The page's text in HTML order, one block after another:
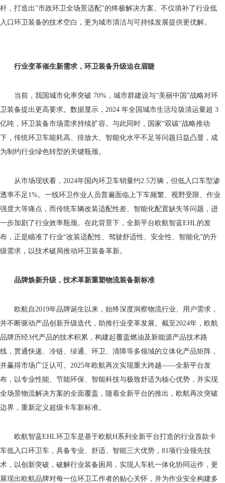
杆，打造出"市政环卫全场景适配"的终极解决方案。不仅填补了行业低
入口环卫装备的技术空白，更为城市清洁与可持续发展提供更优解。
行业变革催生新需求，环卫装备升级迫在眉睫
当前，我国城市化率突破 70%，城市群建设与“美丽中国”战略对环
卫装备提出更高要求。数据显示，2024 年全国城市生活垃圾清运量超 3
亿吨，环卫装备市场需求持续扩容。与此同时，国家“双碳”战略推动
下，传统环卫车能耗高、排放大、智能化水平不足等问题日益凸显，成
为制约行业绿色转型的关键瓶颈。
从市场现状看，2024年国内环卫车销量约2.5万辆，但低入口车型渗
透率不足1%。一线环卫作业人员普遍面临上下车频繁、视野受限、作业
强度大等痛点，而传统车辆改装适配性差、智能化配置缺失等问题，进
一步加剧了行业效率瓶颈。在此背景下，全新平台欧航智蓝EHL的发
布，正是瞄准了行业“改装适配性、驾驶舒适性、安全性、智能化”的升
级需求，以技术破局推动环卫装备革新。
品牌焕新升级，技术革新重塑物流装备新标准
欧航自2019年品牌诞生以来，始终深度洞察物流行业、用户需求，
并不断驱动产品创新升级迭代，助推行业变革发展。截至2024年，欧航
品牌历经3代产品的技术积累，构建起覆盖燃油及新能源产品技术路
线，贯通快递、冷链、绿通、环卫、清障等多领域的立体化产品矩阵，
并赢得市场广泛认可。2025年欧航再次实现重大跨越——全新平台发
布，以专业性能、节能环保、智能科技与极致舒适为核心优势，并实现
全场景物流解决方案的全面覆盖，随着全新平台的推出，欧航再次突破
边界，重新定义超级卡车新标准。
欧航智蓝EHL环卫车是基于欧航H系列全新平台打造的行业首款卡
车低入口环卫车，具备专业、舒适、智能三大优势，81项行业领先技
术，以创新突破，破解行业装备困局，实现人车机一体化协同运作，更
展现出欧航品牌对每一位环卫工作者的贴心关怀，并为作业安全构建多